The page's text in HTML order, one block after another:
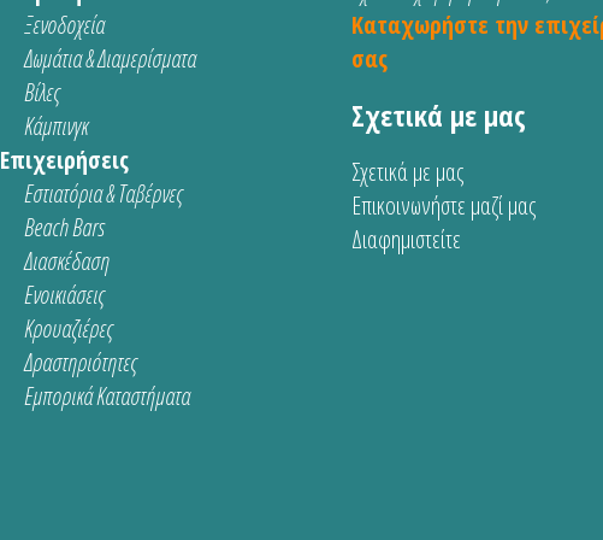
Ξενοδοχεία
Δωμάτια & Διαμερίσματα
Βίλες
Κάμπινγκ
Επιχειρήσεις
Εστιατόρια & Ταβέρνες
Beach Bars
Διασκέδαση
Ενοικιάσεις
Κρουαζιέρες
Δραστηριότητες
Εμπορικά Καταστήματα
Καταχωρήστε την
σας
Σχετικά με μας
Σχετικά με μας
Επικοινωνήστε μαζί μας
Διαφημιστείτε